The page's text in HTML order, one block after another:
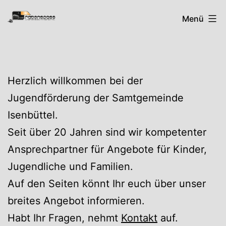
Zum
Inhalt
RabenspassMenü
Herzlich willkommen bei der
Jugendförderung der Samtgemeinde
Isenbüttel.
Seit über 20 Jahren sind wir kompetenter
Ansprechpartner für Angebote für Kinder,
Jugendliche und Familien.
Auf den Seiten könnt Ihr euch über unser
breites Angebot informieren.
Habt Ihr Fragen, nehmt Kontakt auf.